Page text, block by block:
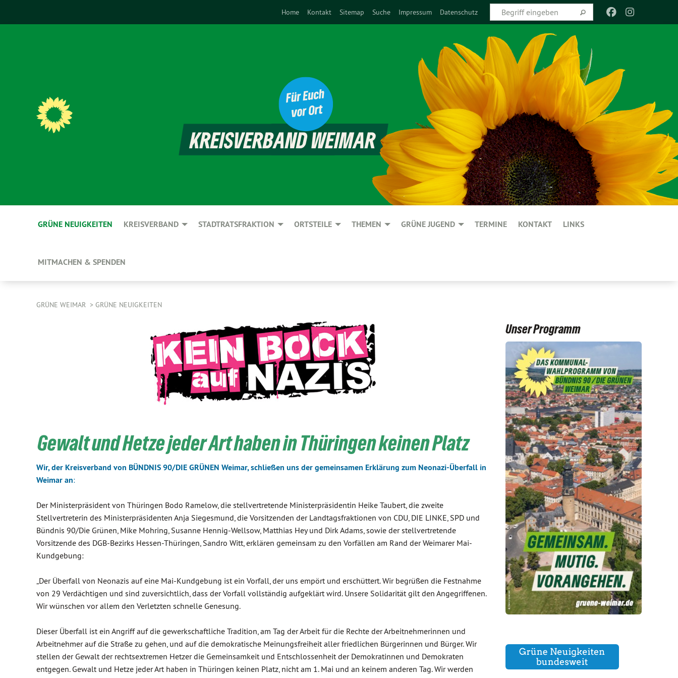
Home Kontakt Sitemap Suche Impressum Datenschutz
GRÜNE NEUIGKEITEN KREISVERBAND STADTRATSFRAKTION ORTSTEILE THEMEN GRÜNE JUGEND TERMINE KONTAKT LINKS
MITMACHEN & SPENDEN
GRÜNE WEIMAR GRÜNE NEUIGKEITEN
Gewalt und Hetze jeder Art haben in Thüringen keinen Platz
Wir, der Kreisverband von BÜNDNIS 90/DIE GRÜNEN Weimar, schließen uns der gemeinsamen Erklärung zum Neonazi-Überfall in
Weimaran:
Der Ministerpräsident von Thüringen Bodo Ramelow, die stellvertretende Ministerpräsidentin Heike Taubert, die zweite
Stellvertreterin des Ministerpräsidenten Anja Siegesmund, die Vorsitzenden der Landtagsfraktionen von CDU, DIE LINKE, SPD und
Bündnis 90/Die Grünen, Mike Mohring, Susanne Hennig-Wellsow, Matthias Hey und Dirk Adams, sowie der stellvertretende
Vorsitzende des DGB-Bezirks Hessen-Thüringen, Sandro Witt, erklären gemeinsam zu den Vorfällen am Rand der Weimarer Mai-
Kundgebung‎:
„Der Überfall von Neonazis auf eine Mai-Kundgebung ist ein Vorfall, der uns empört und erschüttert. Wir begrüßen die Festnahme
von 29 Verdächtigen und sind zuversichtlich, dass der Vorfall vollständig aufgeklärt wird. Unsere Solidarität gilt den Angegriffenen.
Wir wünschen vor allem den Verletzten schnelle Genesung.
Dieser Überfall ist ein Angriff auf die gewerkschaftliche Tradition, am Tag der Arbeit für die Rechte der Arbeitnehmerinnen und
Arbeitnehmer auf die Straße zu gehen, und auf die demokratische Meinungsfreiheit aller friedlichen Bürgerinnen und Bürger. Wir
stellen der Gewalt der rechtsextremen Hetzer die Gemeinsamkeit und Entschlossenheit der Demokratinnen und Demokraten
entgegen. Gewalt und Hetze jeder Art haben in Thüringen keinen Platz, nicht am 1. Mai und an keinem anderen Tag. Wir werden
Unser Programm